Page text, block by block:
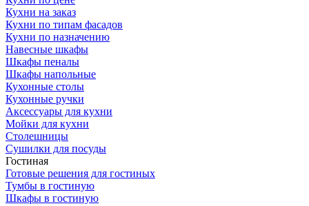
Кухни на заказ
Кухни по типам фасадов
Кухни по назначению
Навесные шкафы
Шкафы пеналы
Шкафы напольные
Кухонные столы
Кухонные ручки
Аксессуары для кухни
Мойки для кухни
Столешницы
Сушилки для посуды
Гостиная
Готовые решения для гостиных
Тумбы в гостиную
Шкафы в гостиную